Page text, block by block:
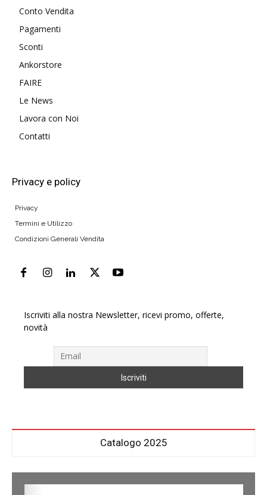
Conto Vendita
Pagamenti
Sconti
Ankorstore
FAIRE
Le News
Lavora con Noi
Contatti
Privacy e policy
Privacy
Termini e Utilizzo
Condizioni Generali Vendita
Iscriviti alla nostra Newsletter, ricevi promo, offerte,
novità
Catalogo 2025